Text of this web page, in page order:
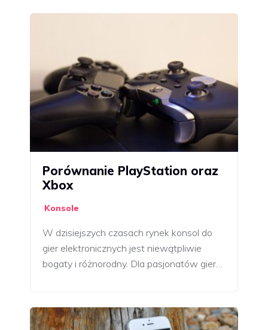
Porównanie PlayStation oraz
Xbox
Konsole
W dzisiejszych czasach rynek konsol do
gier elektronicznych jest niewątpliwie
bogaty i różnorodny. Dla pasjonatów gier…